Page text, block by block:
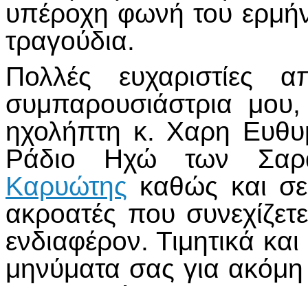
υπέροχη φωνή του
τραγούδια.
Πολλές
συμπαρουσιάστρια
ηχολήπτη κ. Χαρη
Ράδιο Ηχώ των
Καρυώτης καθώς και
ακροατές που
ενδιαφέρον. Τιμητικά
μηνύματα σας για